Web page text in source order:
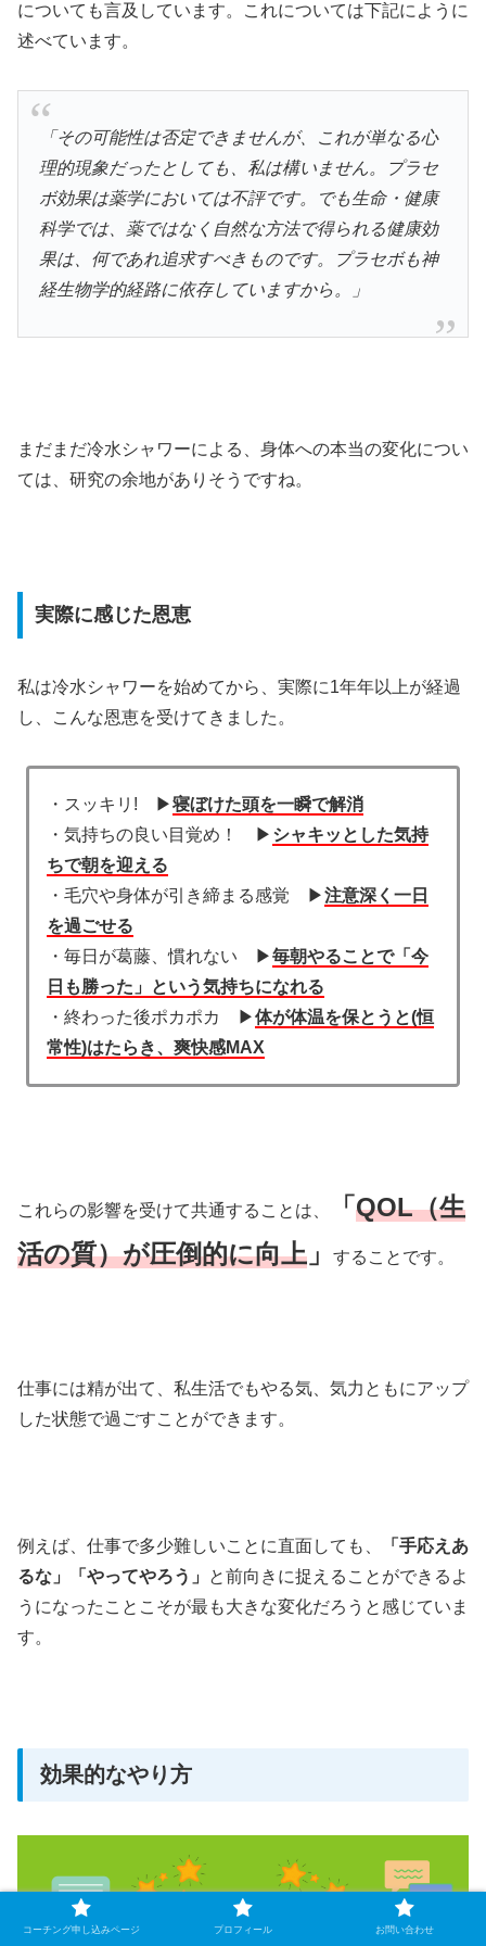
についても言及しています。これについては下記にように
述べています。
「その可能性は否定できませんが、これが単なる心
理的現象だったとしても、私は構いません。プラセ
ボ効果は薬学においては不評です。でも生命・健康
科学では、薬ではなく自然な方法で得られる健康効
果は、何であれ追求すべきものです。プラセボも神
経生物学的経路に依存していますから。」
まだまだ冷水シャワーによる、身体への本当の変化につい
ては、研究の余地がありそうですね。
実際に感じた恩恵
私は冷水シャワーを始めてから、実際に1年年以上が経過
し、こんな恩恵を受けてきました。
・スッキリ! ▶︎寝ぼけた頭を一瞬で解消
・気持ちの良い目覚め！ ▶︎ シャキッとした気持
ちで朝を迎える
・毛穴や身体が引き締まる感覚 ▶︎注意深く一日
を過ごせる
・毎日が葛藤、慣れない ▶︎毎朝やることで「今
日も勝った」という気持ちになれる
・終わった後ポカポカ ▶︎体が体温を保とうと(恒
常性)はたらき、爽快感MAX
これらの影響を受けて共通することは、 「 QOL（生
活の質）が圧倒的に向上 」 することです。
仕事には精が出て、私生活でもやる気、気力ともにアップ
した状態で過ごすことができます。
例えば、仕事で多少難しいことに直面しても、
「手応えあ
るな」「やってやろう」
と前向きに捉えることができるよ
うになったことこそが最も大きな変化だろうと感じていま
す。
効果的なやり方
コーチング申し込みページ プロフィール お問い合わせ